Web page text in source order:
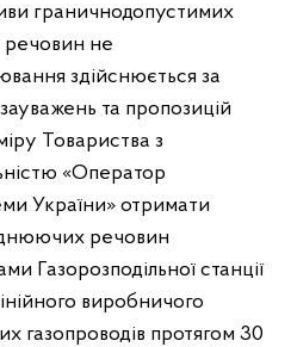
граничнодопустимих
не
здійснюється за
та пропозицій
Товариства з
«Оператор
України» отримати
речовин
Газорозподільної станції
виробничого
газопроводів протягом 30